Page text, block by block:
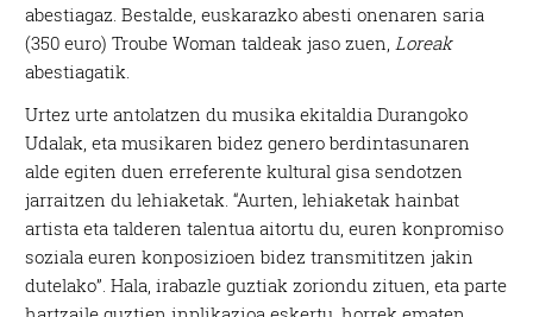
abestiagaz. Bestalde, euskarazko abesti onenaren saria
(350 euro) Troube Woman taldeak jaso zuen,Loreak
abestiagatik.
Urtez urte antolatzen du musika ekitaldia Durangoko
Udalak, eta musikaren bidez genero berdintasunaren
alde egiten duen erreferente kultural gisa sendotzen
jarraitzen du lehiaketak. “Aurten, lehiaketak hainbat
artista eta talderen talentua aitortu du, euren konpromiso
soziala euren konposizioen bidez transmititzen jakin
dutelako”. Hala, irabazle guztiak zoriondu zituen, eta parte